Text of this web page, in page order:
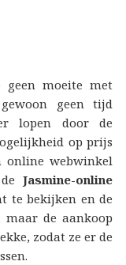
moeite met
geen tijd
lopen door de
op prijs
online webwinkel
deJasmine-online
te bekijken en de
de aankoop
zodat ze er de